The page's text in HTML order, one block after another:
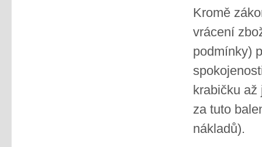
Kromě
vrácení
podmínky)
krabičku až
za tuto
nákladů).